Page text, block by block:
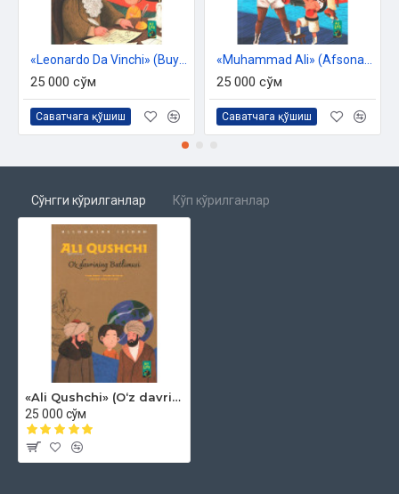
25 000 сўм
Саватчага қўшиш
25 000 сўм
Саватчага қўшиш
Сўнгги кўрилганлар Кўп кўрилганлар
«Ali Qushchi» (Oʻz davrining Batlimusi)
25 000 сўм